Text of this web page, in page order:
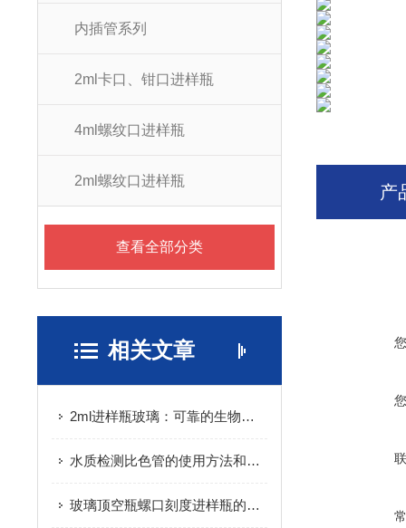
内插管系列
2ml卡口、钳口进样瓶
4ml螺纹口进样瓶
2ml螺纹口进样瓶
查看全部分类
相关文章
2ml进样瓶玻璃：可靠的生物样本储存和分析工具
水质检测比色管的使用方法和注意事项
玻璃顶空瓶螺口刻度进样瓶的使用指南
产